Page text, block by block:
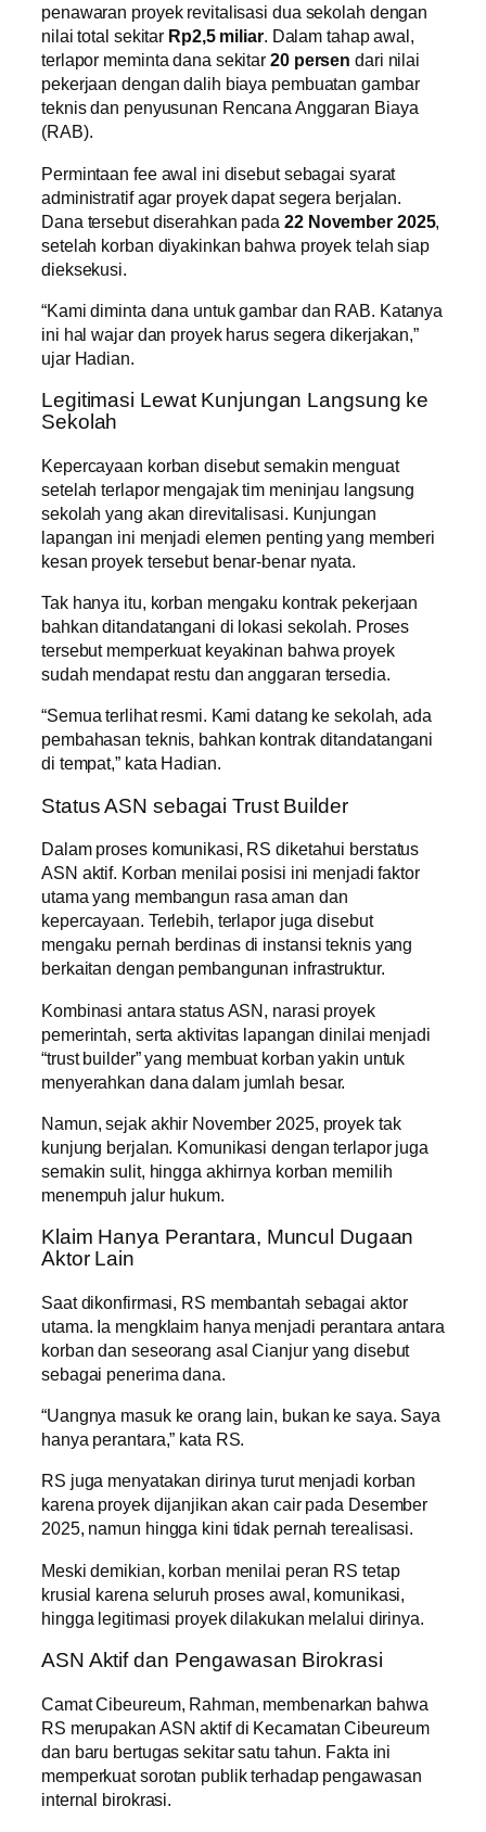
penawaran proyek revitalisasi dua sekolah dengan
nilai total sekitar Rp2,5 miliar. Dalam tahap awal,
terlapor meminta dana sekitar 20 persen dari nilai
pekerjaan dengan dalih biaya pembuatan gambar
teknis dan penyusunan Rencana Anggaran Biaya
(RAB).
Permintaan fee awal ini disebut sebagai syarat
administratif agar proyek dapat segera berjalan.
Dana tersebut diserahkan pada 22 November 2025,
setelah korban diyakinkan bahwa proyek telah siap
dieksekusi.
“Kami diminta dana untuk gambar dan RAB. Katanya
ini hal wajar dan proyek harus segera dikerjakan,”
ujar Hadian.
Legitimasi Lewat Kunjungan Langsung ke
Sekolah
Kepercayaan korban disebut semakin menguat
setelah terlapor mengajak tim meninjau langsung
sekolah yang akan direvitalisasi. Kunjungan
lapangan ini menjadi elemen penting yang memberi
kesan proyek tersebut benar-benar nyata.
Tak hanya itu, korban mengaku kontrak pekerjaan
bahkan ditandatangani di lokasi sekolah. Proses
tersebut memperkuat keyakinan bahwa proyek
sudah mendapat restu dan anggaran tersedia.
“Semua terlihat resmi. Kami datang ke sekolah, ada
pembahasan teknis, bahkan kontrak ditandatangani
di tempat,” kata Hadian.
Status ASN sebagai Trust Builder
Dalam proses komunikasi, RS diketahui berstatus
ASN aktif. Korban menilai posisi ini menjadi faktor
utama yang membangun rasa aman dan
kepercayaan. Terlebih, terlapor juga disebut
mengaku pernah berdinas di instansi teknis yang
berkaitan dengan pembangunan infrastruktur.
Kombinasi antara status ASN, narasi proyek
pemerintah, serta aktivitas lapangan dinilai menjadi
“trust builder” yang membuat korban yakin untuk
menyerahkan dana dalam jumlah besar.
Namun, sejak akhir November 2025, proyek tak
kunjung berjalan. Komunikasi dengan terlapor juga
semakin sulit, hingga akhirnya korban memilih
menempuh jalur hukum.
Klaim Hanya Perantara, Muncul Dugaan
Aktor Lain
Saat dikonfirmasi, RS membantah sebagai aktor
utama. Ia mengklaim hanya menjadi perantara antara
korban dan seseorang asal Cianjur yang disebut
sebagai penerima dana.
“Uangnya masuk ke orang lain, bukan ke saya. Saya
hanya perantara,” kata RS.
RS juga menyatakan dirinya turut menjadi korban
karena proyek dijanjikan akan cair pada Desember
2025, namun hingga kini tidak pernah terealisasi.
Meski demikian, korban menilai peran RS tetap
krusial karena seluruh proses awal, komunikasi,
hingga legitimasi proyek dilakukan melalui dirinya.
ASN Aktif dan Pengawasan Birokrasi
Camat Cibeureum, Rahman, membenarkan bahwa
RS merupakan ASN aktif di Kecamatan Cibeureum
dan baru bertugas sekitar satu tahun. Fakta ini
memperkuat sorotan publik terhadap pengawasan
internal birokrasi.